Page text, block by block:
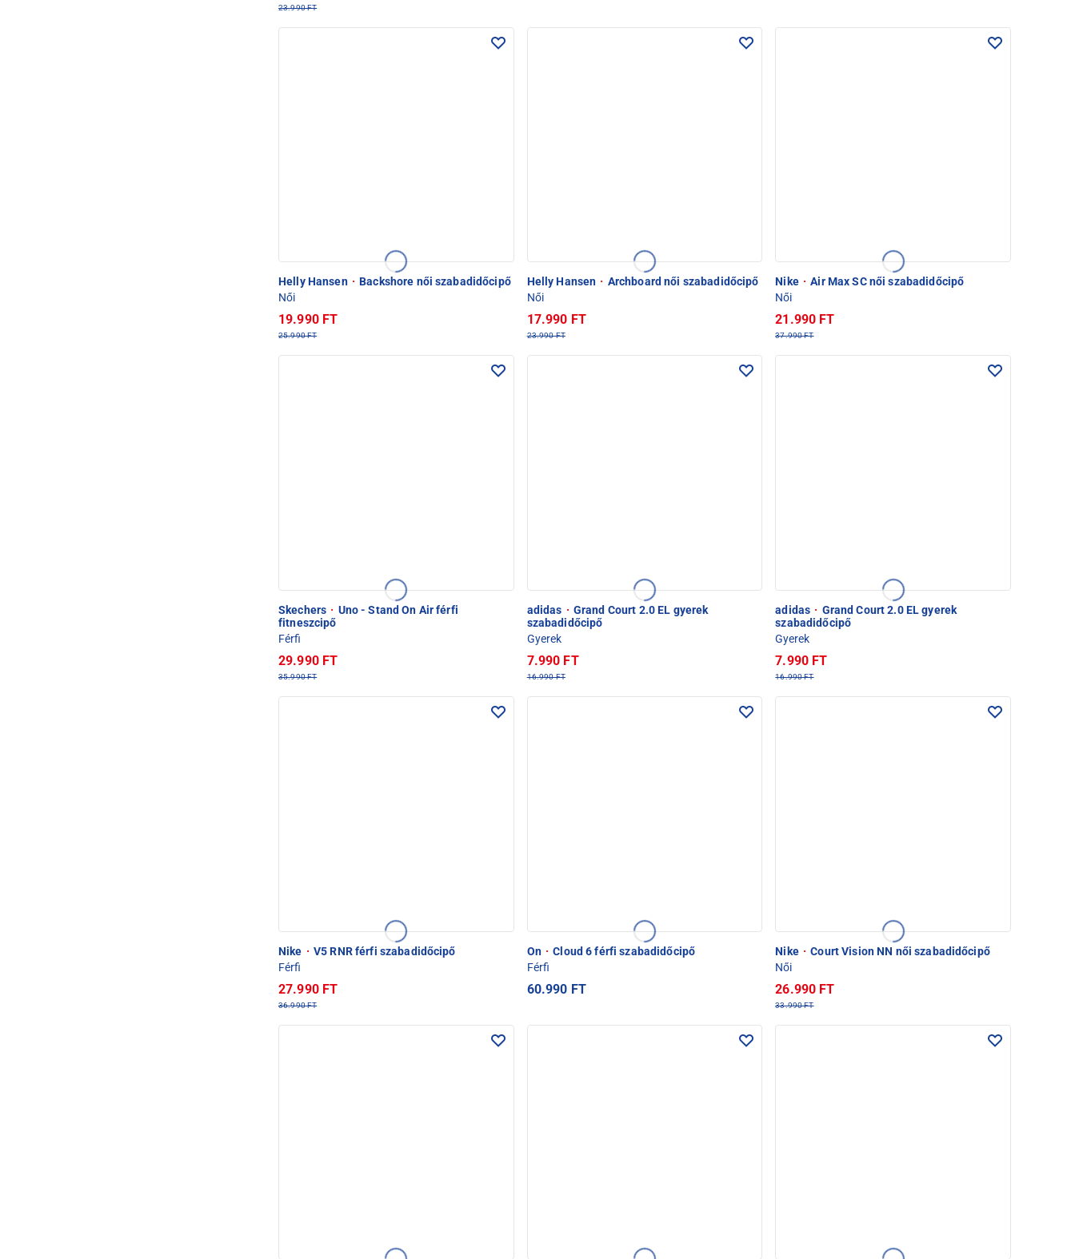
23.990 FT
Helly Hansen · Backshore női szabadidőcipő
Női
19.990 FT
25.990 FT
Helly Hansen · Archboard női szabadidőcipő
Női
17.990 FT
23.990 FT
Nike · Air Max SC női szabadidőcipő
Női
21.990 FT
37.990 FT
Skechers · Uno - Stand On Air férfi
fitneszcipő
Férfi
29.990 FT
35.990 FT
adidas · Grand Court 2.0 EL gyerek
szabadidőcipő
Gyerek
7.990 FT
16.990 FT
adidas · Grand Court 2.0 EL gyerek
szabadidőcipő
Gyerek
7.990 FT
16.990 FT
Nike · V5 RNR férfi szabadidőcipő
Férfi
27.990 FT
36.990 FT
On · Cloud 6 férfi szabadidőcipő
Férfi
60.990 FT
Nike · Court Vision NN női szabadidőcipő
Női
26.990 FT
33.990 FT